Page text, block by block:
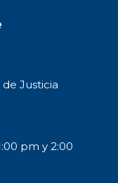
de Justicia
pm y 2:00